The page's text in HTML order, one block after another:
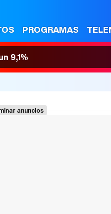
PROGRAMAS
9,1%
anuncios